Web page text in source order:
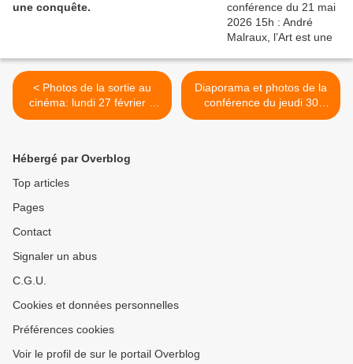
une conquête.
< Photos de la sortie au
cinéma: lundi 27 février à
14h00
Diaporama et photos de la
conférence du jeudi 30
mars 2023:
Hébergé par Overblog
Top articles
Pages
Contact
Signaler un abus
C.G.U.
Cookies et données personnelles
Préférences cookies
Voir le profil de sur le portail Overblog